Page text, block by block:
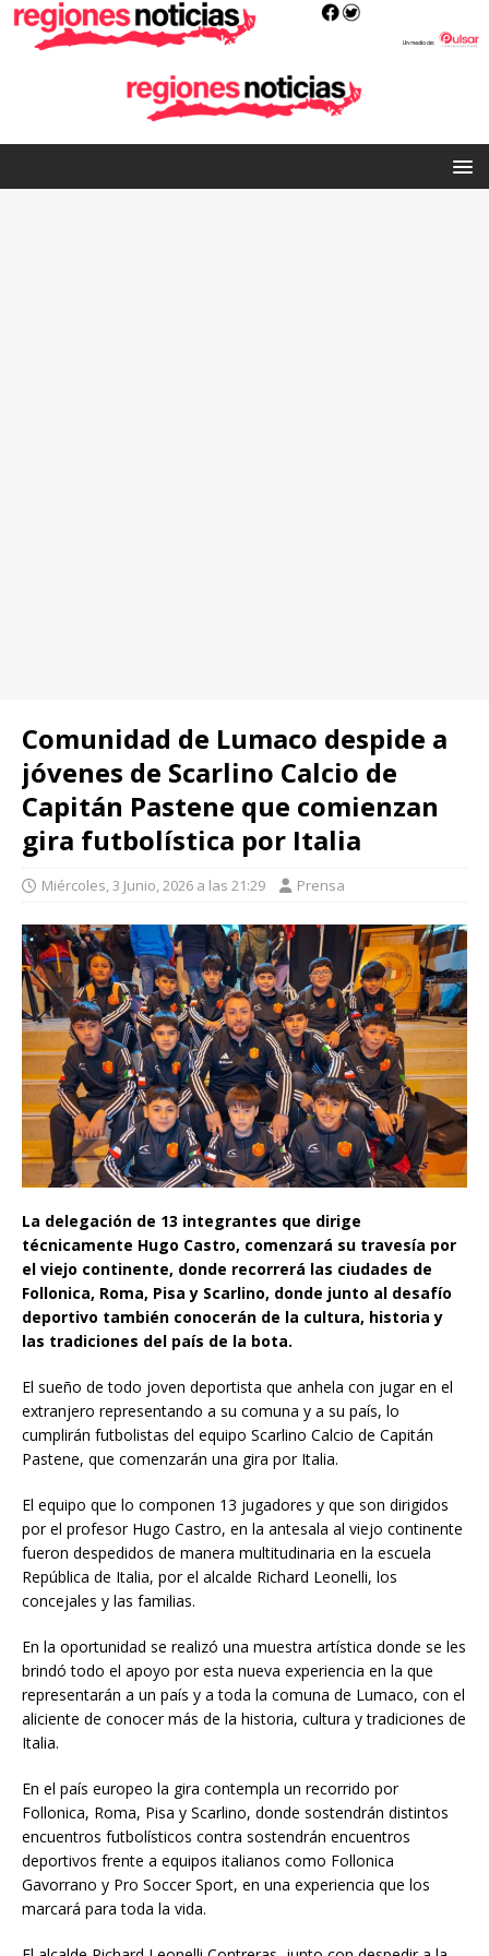
Comunidad de Lumaco despide a
jóvenes de Scarlino Calcio de
Capitán Pastene que comienzan
gira futbolística por Italia
Miércoles, 3 Junio, 2026 a las 21:29 Prensa
La delegación de 13 integrantes que dirige
técnicamente Hugo Castro, comenzará su travesía por
el viejo continente, donde recorrerá las ciudades de
Follonica, Roma, Pisa y Scarlino, donde junto al desafío
deportivo también conocerán de la cultura, historia y
las tradiciones del país de la bota.
El sueño de todo joven deportista que anhela con jugar en el
extranjero representando a su comuna y a su país, lo
cumplirán futbolistas del equipo Scarlino Calcio de Capitán
Pastene, que comenzarán una gira por Italia.
El equipo que lo componen 13 jugadores y que son dirigidos
por el profesor Hugo Castro, en la antesala al viejo continente
fueron despedidos de manera multitudinaria en la escuela
República de Italia, por el alcalde Richard Leonelli, los
concejales y las familias.
En la oportunidad se realizó una muestra artística donde se les
brindó todo el apoyo por esta nueva experiencia en la que
representarán a un país y a toda la comuna de Lumaco, con el
aliciente de conocer más de la historia, cultura y tradiciones de
Italia.
En el país europeo la gira contempla un recorrido por
Follonica, Roma, Pisa y Scarlino, donde sostendrán distintos
encuentros futbolísticos contra sostendrán encuentros
deportivos frente a equipos italianos como Follonica
Gavorrano y Pro Soccer Sport, en una experiencia que los
marcará para toda la vida.